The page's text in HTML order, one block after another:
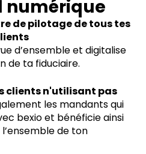
numérique
de pilotage de tous tes
d’ensemble et digitalise
de ta fiduciaire.
clients n'utilisant pas
les mandants qui
bexio et bénéficie ainsi
l’ensemble de ton